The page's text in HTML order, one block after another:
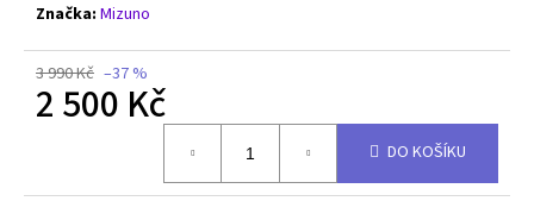
Značka: Mizuno
3 990 Kč –37 %
2 500 Kč
DO KOŠÍKU
Kč
290
Kč